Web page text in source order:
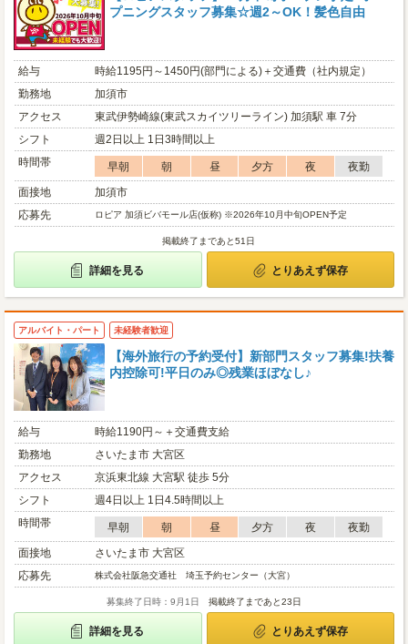
プニングスタッフ募集☆週2～OK！髪色自由
給与
時給1195円～1450円(部門による)＋交通費（社内規定）
勤務地
加須市
アクセス
東武伊勢崎線(東武スカイツリーライン) 加須駅 車 7分
シフト
週2日以上 1日3時間以上
時間帯
早朝 朝 昼 夕方 夜
夜勤
面接地
加須市
応募先
ロピア 加須ビバモール店(仮称) ※2026年10月中旬OPEN予定
掲載終了まであと51日
詳細を見る とりあえず保存
アルバイト・パート 未経験者歓迎
【海外旅行の予約受付】新部門スタッフ募集!扶養
内控除可!平日のみ◎残業ほぼなし♪
給与
時給1190円～＋交通費支給
勤務地
さいたま市 大宮区
アクセス
京浜東北線 大宮駅 徒歩 5分
シフト
週4日以上 1日4.5時間以上
時間帯
早朝 朝 昼 夕方 夜
夜勤
面接地
さいたま市 大宮区
応募先
株式会社阪急交通社 埼玉予約センター（大宮）
募集終了日時：9月1日 掲載終了まであと23日
詳細を見る とりあえず保存